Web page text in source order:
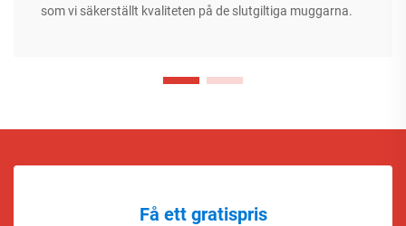
som vi säkerställt kvaliteten på de slutgiltiga muggarna.
Få ett gratispris